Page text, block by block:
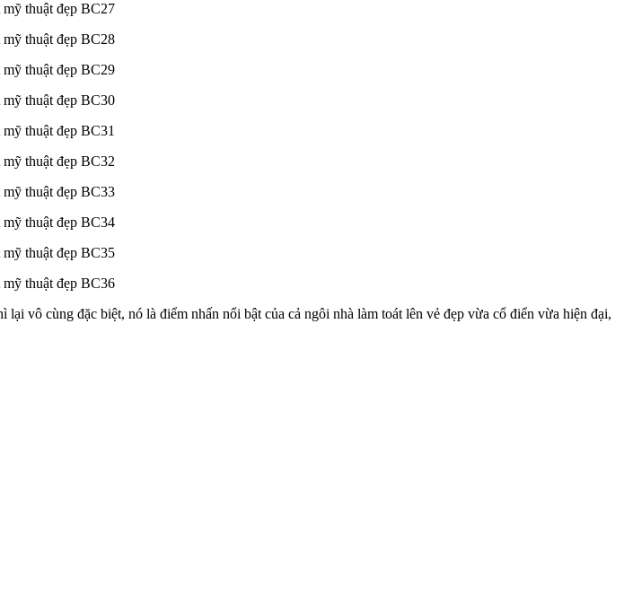
mỹ thuật đẹp BC27
mỹ thuật đẹp BC28
mỹ thuật đẹp BC29
mỹ thuật đẹp BC30
thuật đẹp BC31
mỹ thuật đẹp BC32
mỹ thuật đẹp BC33
mỹ thuật đẹp BC34
mỹ thuật đẹp BC35
mỹ thuật đẹp BC36
vô cùng đặc biệt, nó là điểm nhấn nổi bật của cả ngôi nhà làm toát lên vẻ đẹp vừa cổ điển vừa hiện đại,